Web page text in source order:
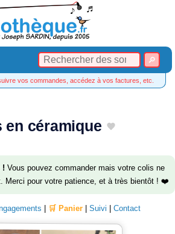
vos commandes, accédez à vos factures, etc.
en céramique
! Vous pouvez commander mais votre colis ne
Merci pour votre patience, et à très bientôt ! ❤️
🛒 Panier Suivi Contact